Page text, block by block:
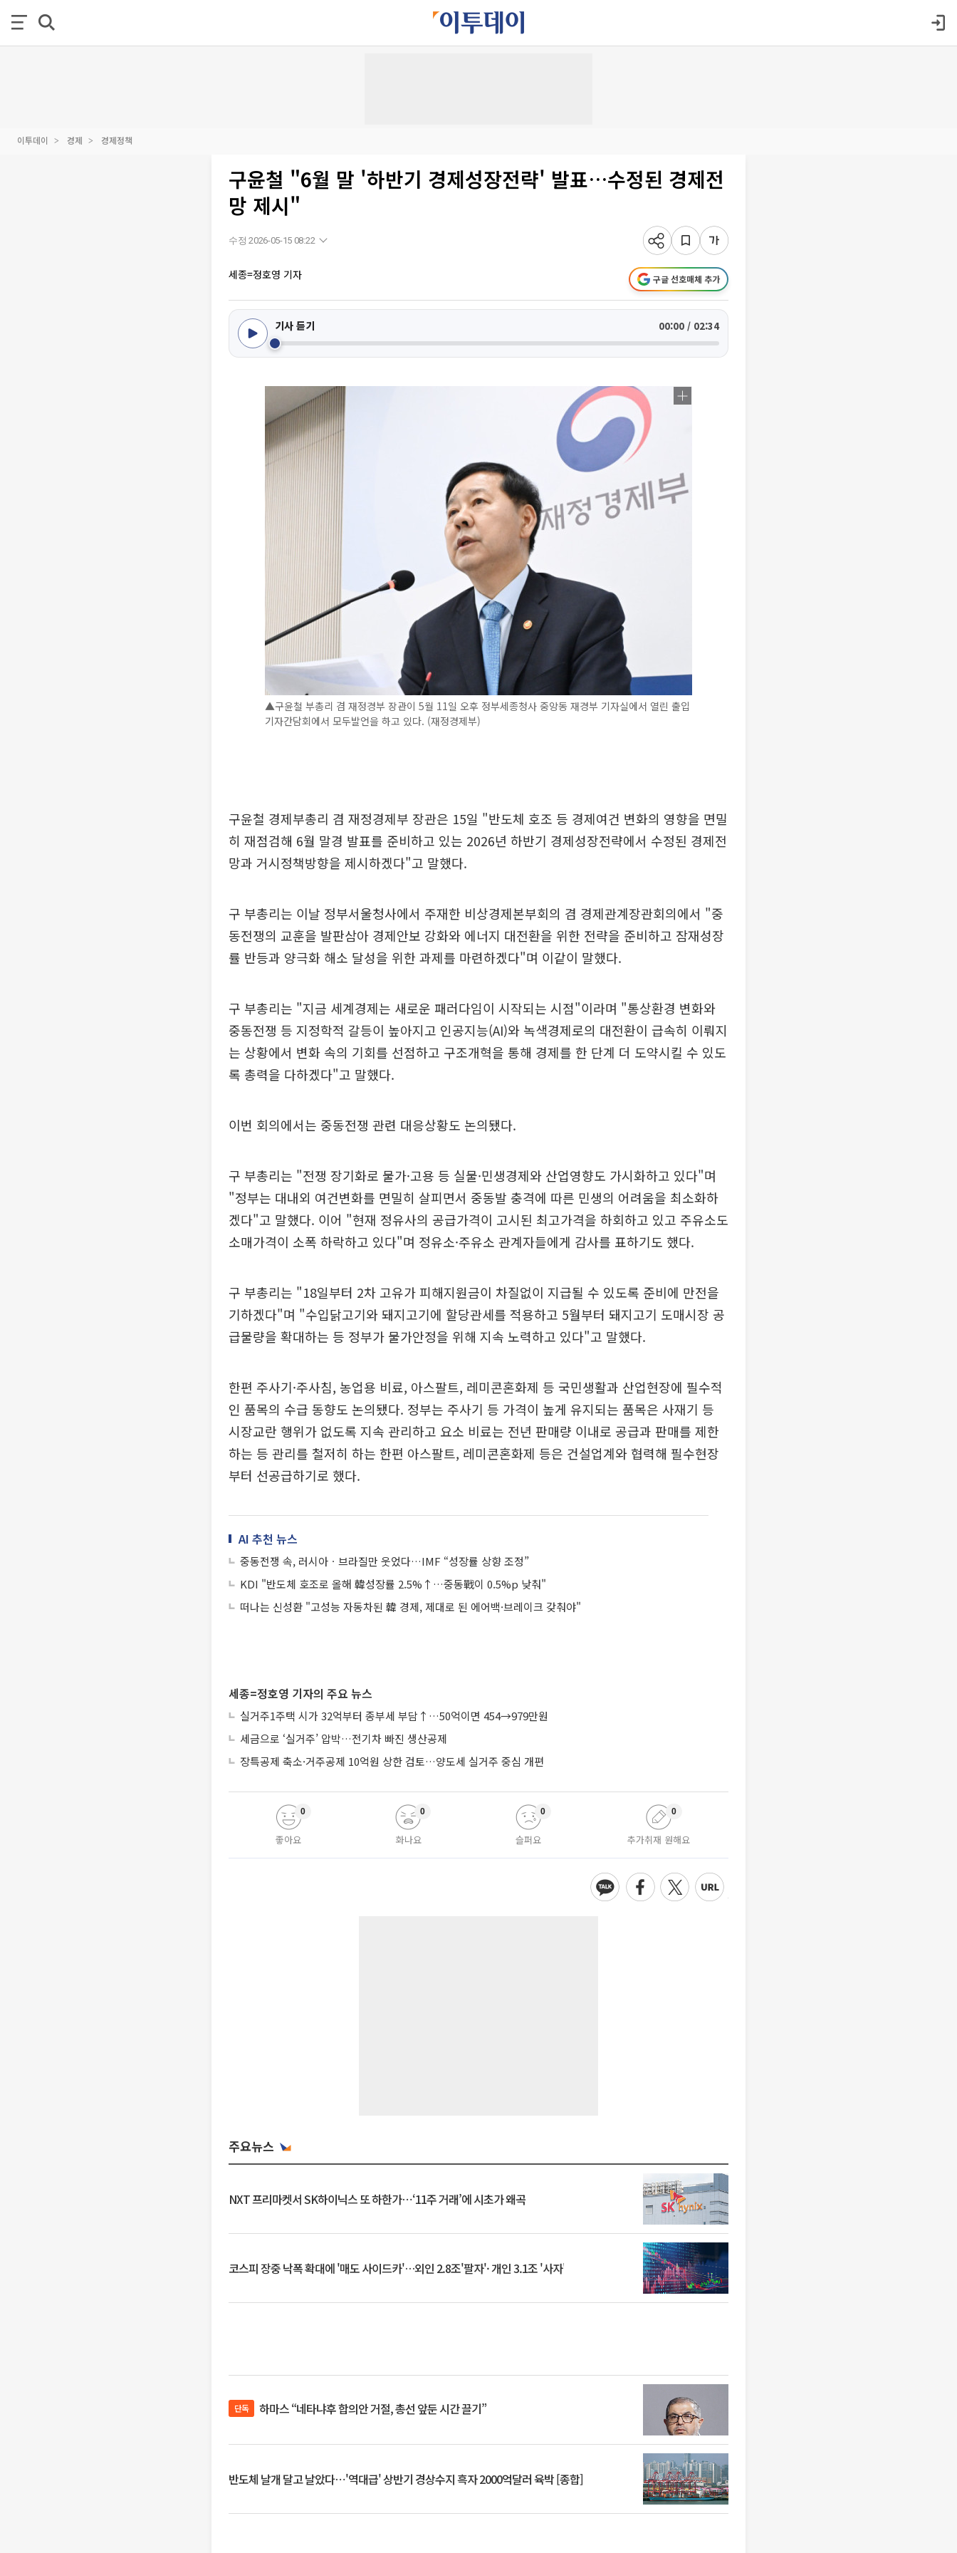
이투데이 경제 경제정책
구윤철 "6월 말 '하반기 경제성장전략' 발표…수정된 경제전
망 제시"
수정 2026-05-15 08:22
세종=정호영 기자 구글 선호매체 추가
기사 듣기 00:00 / 02:34
▲구윤철 부총리 겸 재정경부 장관이 5월 11일 오후 정부세종청사 중앙동 재경부 기자실에서 열린 출입
기자간담회에서 모두발언을 하고 있다. (재정경제부)
구윤철 경제부총리 겸 재정경제부 장관은 15일 "반도체 호조 등 경제여건 변화의 영향을 면밀
히 재점검해 6월 말경 발표를 준비하고 있는 2026년 하반기 경제성장전략에서 수정된 경제전
망과 거시정책방향을 제시하겠다"고 말했다.
구 부총리는 이날 정부서울청사에서 주재한 비상경제본부회의 겸 경제관계장관회의에서 "중
동전쟁의 교훈을 발판삼아 경제안보 강화와 에너지 대전환을 위한 전략을 준비하고 잠재성장
률 반등과 양극화 해소 달성을 위한 과제를 마련하겠다"며 이같이 말했다.
구 부총리는 "지금 세계경제는 새로운 패러다임이 시작되는 시점"이라며 "통상환경 변화와
중동전쟁 등 지정학적 갈등이 높아지고 인공지능(AI)와 녹색경제로의 대전환이 급속히 이뤄지
는 상황에서 변화 속의 기회를 선점하고 구조개혁을 통해 경제를 한 단계 더 도약시킬 수 있도
록 총력을 다하겠다"고 말했다.
이번 회의에서는 중동전쟁 관련 대응상황도 논의됐다.
구 부총리는 "전쟁 장기화로 물가·고용 등 실물·민생경제와 산업영향도 가시화하고 있다"며
"정부는 대내외 여건변화를 면밀히 살피면서 중동발 충격에 따른 민생의 어려움을 최소화하
겠다"고 말했다. 이어 "현재 정유사의 공급가격이 고시된 최고가격을 하회하고 있고 주유소도
소매가격이 소폭 하락하고 있다"며 정유소·주유소 관계자들에게 감사를 표하기도 했다.
구 부총리는 "18일부터 2차 고유가 피해지원금이 차질없이 지급될 수 있도록 준비에 만전을
기하겠다"며 "수입닭고기와 돼지고기에 할당관세를 적용하고 5월부터 돼지고기 도매시장 공
급물량을 확대하는 등 정부가 물가안정을 위해 지속 노력하고 있다"고 말했다.
한편 주사기·주사침, 농업용 비료, 아스팔트, 레미콘혼화제 등 국민생활과 산업현장에 필수적
인 품목의 수급 동향도 논의됐다. 정부는 주사기 등 가격이 높게 유지되는 품목은 사재기 등
시장교란 행위가 없도록 지속 관리하고 요소 비료는 전년 판매량 이내로 공급과 판매를 제한
하는 등 관리를 철저히 하는 한편 아스팔트, 레미콘혼화제 등은 건설업계와 협력해 필수현장
부터 선공급하기로 했다.
AI 추천 뉴스
중동전쟁 속, 러시아ㆍ브라질만 웃었다…IMF “성장률 상향 조정”
KDI "반도체 호조로 올해 韓성장률 2.5%↑…중동戰이 0.5%p 낮춰"
떠나는 신성환 "고성능 자동차된 韓 경제, 제대로 된 에어백·브레이크 갖춰야"
세종=정호영 기자의 주요 뉴스
실거주1주택 시가 32억부터 종부세 부담↑…50억이면 454→979만원
세금으로 ‘실거주’ 압박…전기차 빠진 생산공제
장특공제 축소·거주공제 10억원 상한 검토…양도세 실거주 중심 개편
좋아요
0
화나요
0
슬퍼요
0
추가취재 원해요
0
주요뉴스
NXT 프리마켓서 SK하이닉스 또 하한가⋯‘11주 거래’에 시초가 왜곡
코스피 장중 낙폭 확대에 '매도 사이드카'…외인 2.8조'팔자'· 개인 3.1조 '사자'
단독 하마스 “네타냐후 합의안 거절, 총선 앞둔 시간 끌기”
반도체 날개 달고 날았다⋯'역대급' 상반기 경상수지 흑자 2000억달러 육박 [종합]